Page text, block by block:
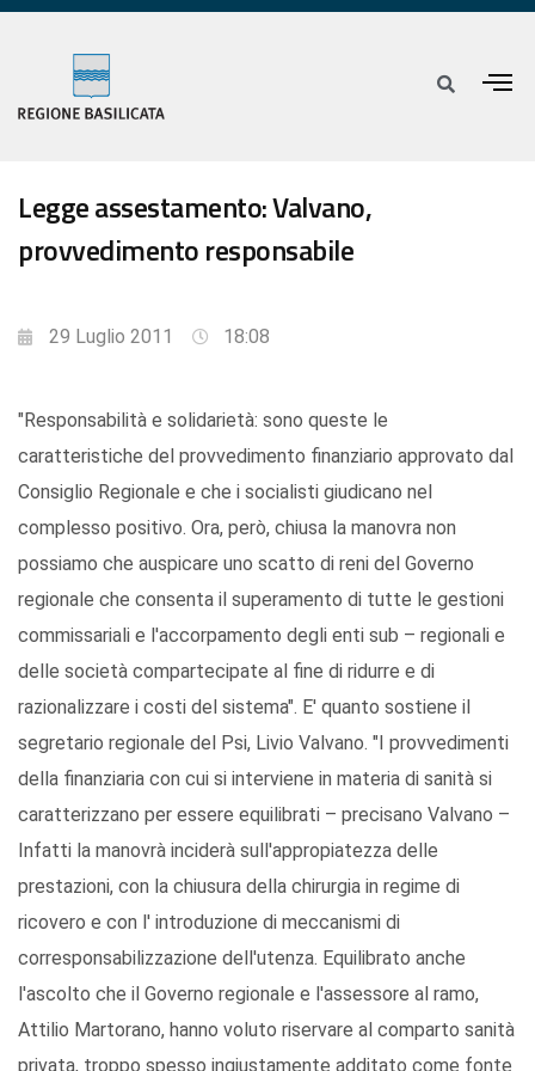
Legge assestamento: Valvano,
provvedimento responsabile
29 Luglio 2011 18:08
"Responsabilità e solidarietà: sono queste le
caratteristiche del provvedimento finanziario approvato dal
Consiglio Regionale e che i socialisti giudicano nel
complesso positivo. Ora, però, chiusa la manovra non
possiamo che auspicare uno scatto di reni del Governo
regionale che consenta il superamento di tutte le gestioni
commissariali e l'accorpamento degli enti sub – regionali e
delle società compartecipate al fine di ridurre e di
razionalizzare i costi del sistema". E' quanto sostiene il
segretario regionale del Psi, Livio Valvano. "I provvedimenti
della finanziaria con cui si interviene in materia di sanità si
caratterizzano per essere equilibrati – precisano Valvano –
Infatti la manovrà inciderà sull'appropiatezza delle
prestazioni, con la chiusura della chirurgia in regime di
ricovero e con l' introduzione di meccanismi di
corresponsabilizzazione dell'utenza. Equilibrato anche
l'ascolto che il Governo regionale e l'assessore al ramo,
Attilio Martorano, hanno voluto riservare al comparto sanità
privata, troppo spesso ingiustamente additato come fonte